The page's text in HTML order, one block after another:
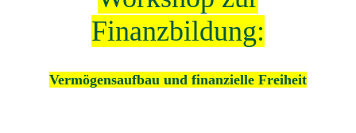
Finanzbildung:
Vermögensaufbau und finanzielle Freiheit